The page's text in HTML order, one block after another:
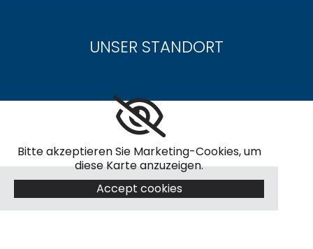
UNSER STANDORT
Bitte akzeptieren Sie Marketing-Cookies, um
diese Karte anzuzeigen.
Accept cookies